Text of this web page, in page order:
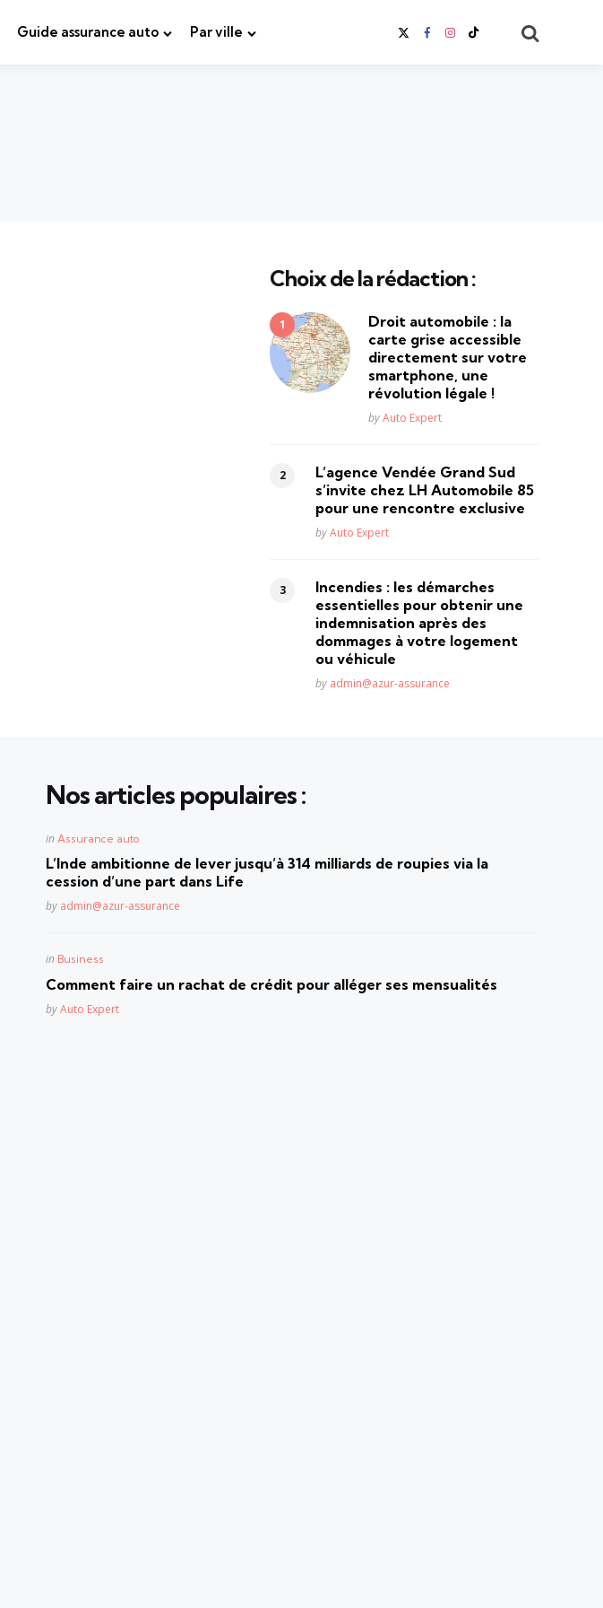
Guide assurance auto Par ville
Choix de la rédaction :
Droit automobile : la
carte grise accessible
directement sur votre
smartphone, une
révolution légale !
Posted
byAuto Expert
L’agence Vendée Grand Sud
s’invite chez LH Automobile 85
pour une rencontre exclusive
Posted
byAuto Expert
Incendies : les démarches
essentielles pour obtenir une
indemnisation après des
dommages à votre logement
ou véhicule
Posted
by admin@azur-assurance
Nos articles populaires :
Posted
in Assurance auto
L’Inde ambitionne de lever jusqu’à 314 milliards de roupies via la
cession d’une part dans Life
Posted
by admin@azur-assurance
Posted
in Business
Comment faire un rachat de crédit pour alléger ses mensualités
Posted
byAuto Expert